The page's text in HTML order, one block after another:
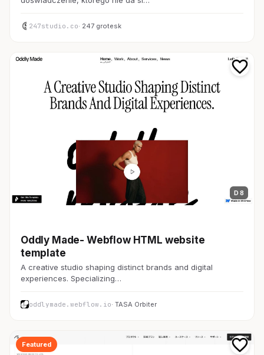
247studio.co· 247 grotesk
D 8
Oddly Made- Webflow HTML website
template
A creative studio shaping distinct brands and digital
experiences. Specializing…
oddlymade.webflow.io· TASA Orbiter
Featured